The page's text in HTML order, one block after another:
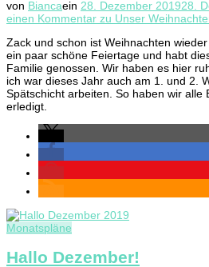
von Biancaein 28. Dezember 201928.
einen Kommentar zu Unser
Zack und schon ist Weihnachten
ein paar schöne Feiertage und habt
Familie genossen. Wir haben es hier
ich war dieses Jahr auch am 1. und 2.
Spätschicht arbeiten. So haben wir alle
erledigt.
Monatspläne
Hallo Dezember!